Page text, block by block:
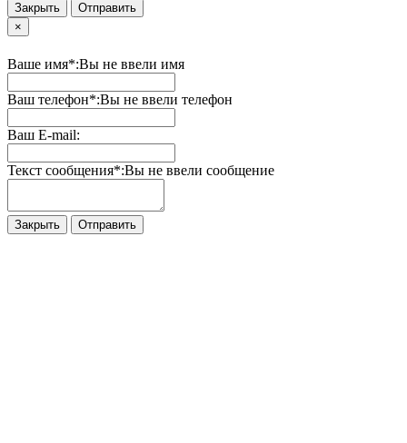
Закрыть
Отправить
×
Ваше имя*:Вы не ввели имя
Ваш телефон*:Вы не ввели телефон
Ваш E-mail:
Текст сообщения*:Вы не ввели сообщение
Закрыть Отправить